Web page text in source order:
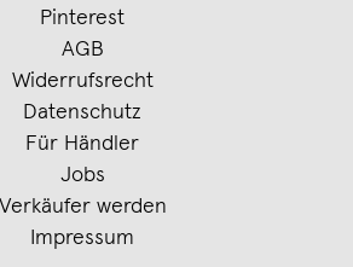
Pinterest
AGB
Widerrufsrecht
Datenschutz
Für Händler
Jobs
Verkäufer werden
Impressum